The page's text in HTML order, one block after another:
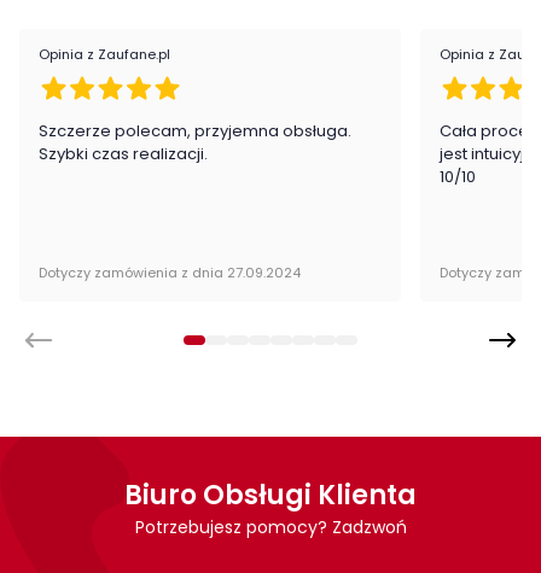
Szafa Drop firmy ML Meble jest oryginalnie zapakowana w
paczkach wraz z instrukcją obsługi do samodzielnego
montażu.
Głębokość:
2
Opinia z Zaufane.pl
Szczerze polecam, przyjemna obsługa.
Szybki czas realizacji.
Dotyczy zamówienia z dnia 27.09.2024
Opinia z
Cała
jest
10/10
Dotyczy
Biuro Obsługi Klienta
Potrzebujesz pomocy? Zadzwoń